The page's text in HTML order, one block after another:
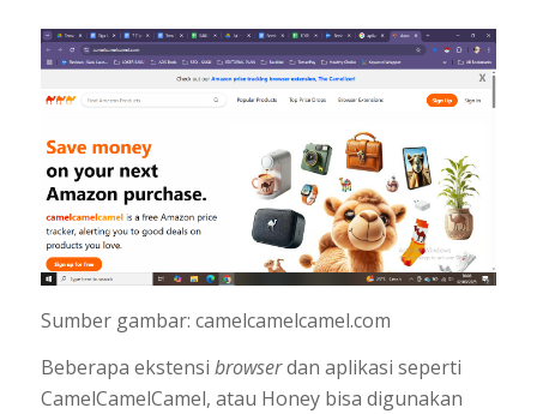
Sumber gambar: camelcamelcamel.com
Beberapa ekstensi browserdan aplikasi seperti
CamelCamelCamel, atau Honey bisa digunakan